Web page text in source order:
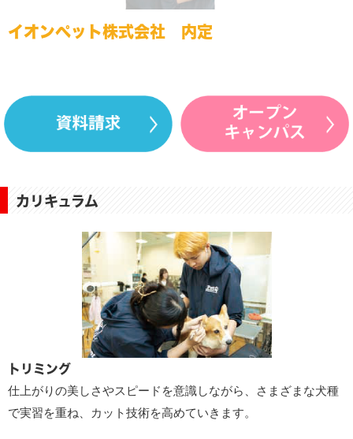
イオンペット株式会社 内定
カリキュラム
トリミング
仕上がりの美しさやスピードを意識しながら、さまざまな犬種
で実習を重ね、カット技術を高めていきます。